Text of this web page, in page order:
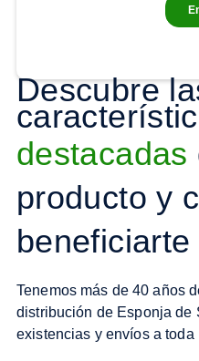
Descubre
destacadas
producto y
beneficiarte
Tenemos más de 40 años
distribución de Esponja de
existencias y envíos a